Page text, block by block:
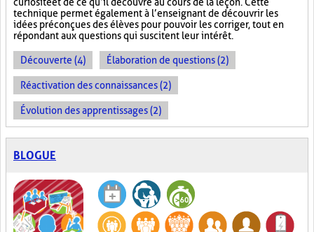
technique permet également à l’enseignant de découvrir les
idées préconçues des élèves pour pouvoir les corriger, tout en
répondant aux questions qui suscitent leur intérêt.
Découverte (4) Élaboration de questions (2)
Réactivation des connaissances (2)
Évolution des apprentissages (2)
BLOGUE